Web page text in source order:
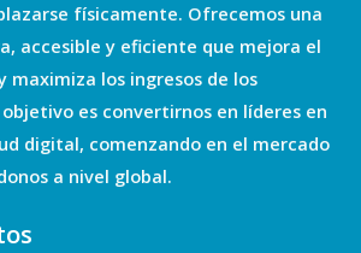
físicamente. Ofrecemos una
accesible y eficiente que mejora el
maximiza los ingresos de los
es convertirnos en líderes en
digital, comenzando en el mercado
a nivel global.